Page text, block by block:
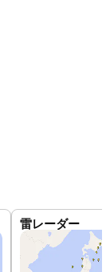
雷レーダー